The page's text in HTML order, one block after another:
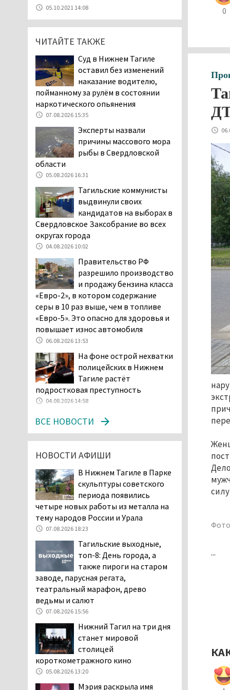
0
...
уголовное дело о
мошенничестве при
строительстве ИЖС в Нижнем
Тагиле
Екатеринбург подвергся
атаке БПЛА, восемь из
них были сбиты, три
упали на крышу логистического
центра
Тагильские спасатели
помогли заблудившемуся
в лесу мужчине найти
дорогу домой
Прокуратура
Дзержинского района
Нижнего Тагила
возбудила административное дело в
отношении «Водоканала-НТ» из-за
06.08.2026 15:42
Двое детей пострадали
при сходе трамвая с
рельсов в Нижнем Тагиле
06.08.2026 14:25
Правительство РФ
разрешило производство
и продажу бензина класса
«Евро-2», в котором содержание
серы в 10 раз выше, чем в топливе
«Евро-5». Это опасно для здоровья и
повышает износ автомобиля
В Детской городской
больнице № 3 Нижнего
обвинения родителей, которые
заявили, что их дочь в палате
покусала бельевая вошь
06.08.2026 13:02
В Нижнем Тагиле на три
дня запретят
электросамокаты
06.08.2026 11:41
«Я уверен, это бельевая
вошь». Родители 10-
летней девочки
пожаловались на кровососущих
паразитов, которые искусали их
ребёнка в детской больнице
Нижнего Тагила
05.08.2026 17:59
Директора уральского
предприятия по
производству дронов
«Упырь» подорвали в автомобиле
05.10.2021 14:08
ЧИТАЙТЕ ТАКЖЕ
Суд в Нижнем Тагиле
оставил без изменений
наказание водителю,
пойманному за рулём в состоянии
наркотического опьянения
07.08.2026 15:35
Эксперты назвали
причины массового мора
рыбы в Свердловской
области
05.08.2026 16:31
Тагильские коммунисты
выдвинули своих
кандидатов на выборах в
Свердловское Заксобрание во всех
округах города
04.08.2026 10:02
Правительство РФ
разрешило производство
и продажу бензина класса
«Евро-2», в котором содержание
серы в 10 раз выше, чем в топливе
«Евро-5». Это опасно для здоровья и
повышает износ автомобиля
06.08.2026 13:53
На фоне острой нехватки
полицейских в Нижнем
Тагиле растёт
подростковая преступность
04.08.2026 14:58
ВСЕ НОВОСТИ
НОВОСТИ АФИШИ
В Нижнем Тагиле в Парке
скульптуры советского
периода появились
четыре новых работы из металла на
тему народов России и Урала
07.08.2026 18:23
Тагильские выходные,
топ-8: День города, а
также пироги на старом
заводе, парусная регата,
театральный марафон, древо
ведьмы и салют
07.08.2026 15:56
Нижний Тагил на три дня
станет мировой
столицей
короткометражного кино
05.08.2026 13:20
Мэрия раскрыла имя